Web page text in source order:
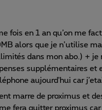
fois en 1 an qu’on me
alors que je n’utilise
dans mon abo.) + je
supplémentaires et
aujourd'hui car
marre de proximus et
fera quitter proximus